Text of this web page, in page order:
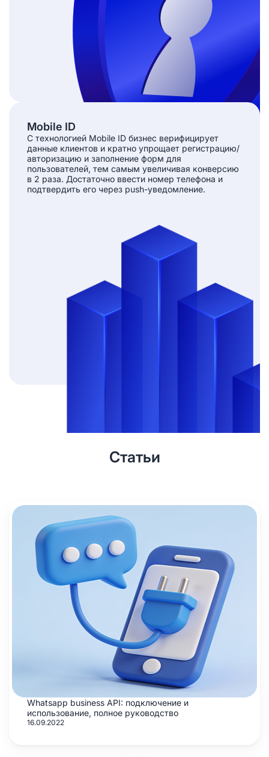
Mobile ID
С технологией Mobile ID бизнес верифицирует
данные клиентов и кратно упрощает регистрацию/
авторизацию и заполнение форм для
пользователей, тем самым увеличивая конверсию
в 2 раза. Достаточно ввести номер телефона и
подтвердить его через push-уведомление.
Статьи
Whatsapp business API: подключение и
использование, полное руководство
16.09.2022